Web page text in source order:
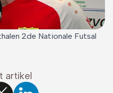
2de Nationale Futsal
artikel